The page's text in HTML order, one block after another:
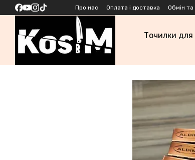
Перейти до основного контенту
Про нас Оплата і доставка Обмін
Точилки